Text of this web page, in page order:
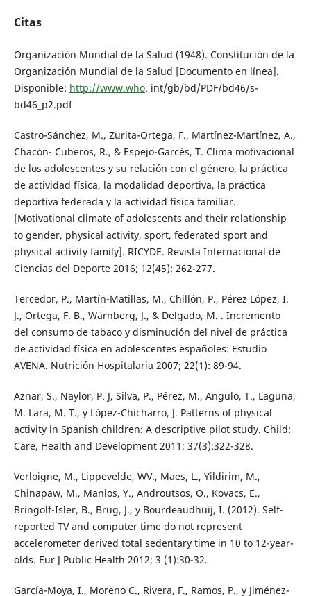
Citas
Organización Mundial de la Salud (1948). Constitución de la
Organización Mundial de la Salud [Documento en línea].
Disponible: http://www.who. int/gb/bd/PDF/bd46/s-
bd46_p2.pdf
Castro-Sánchez, M., Zurita-Ortega, F., Martínez-Martínez, A.,
Chacón- Cuberos, R., & Espejo-Garcés, T. Clima motivacional
de los adolescentes y su relación con el género, la práctica
de actividad física, la modalidad deportiva, la práctica
deportiva federada y la actividad física familiar.
[Motivational climate of adolescents and their relationship
to gender, physical activity, sport, federated sport and
physical activity family]. RICYDE. Revista Internacional de
Ciencias del Deporte 2016; 12(45): 262-277.
Tercedor, P., Martín-Matillas, M., Chillón, P., Pérez López, I.
J., Ortega, F. B., Wärnberg, J., & Delgado, M. . Incremento
del consumo de tabaco y disminución del nivel de práctica
de actividad física en adolescentes españoles: Estudio
AVENA. Nutrición Hospitalaria 2007; 22(1): 89-94.
Aznar, S., Naylor, P. J, Silva, P., Pérez, M., Angulo, T., Laguna,
M. Lara, M. T., y López-Chicharro, J. Patterns of physical
activity in Spanish children: A descriptive pilot study. Child:
Care, Health and Development 2011; 37(3):322-328.
Verloigne, M., Lippevelde, WV., Maes, L., Yildirim, M.,
Chinapaw, M., Manios, Y., Androutsos, O., Kovacs, E.,
Bringolf-Isler, B., Brug, J., y Bourdeaudhuij, I. (2012). Self-
reported TV and computer time do not represent
accelerometer derived total sedentary time in 10 to 12-year-
olds. Eur J Public Health 2012; 3 (1):30-32.
García-Moya, I., Moreno C., Rivera, F., Ramos, P., y Jiménez-